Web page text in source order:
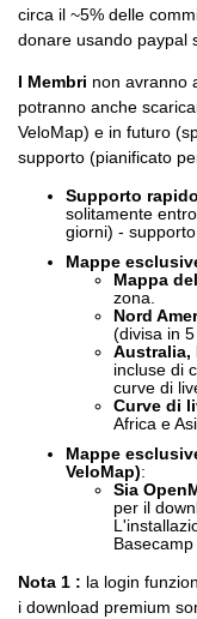
circa il ~5% delle
donare usando paypal
I Membri non avranno
potranno anche
VeloMap) e in futuro
supporto (pianificato
Supporto rapido
solitamente
giorni) -
Mappe
Mappa
zona.
Nord
(divisa in
Australia,
incluse di
curve di
Curve di
Africa e
Mappe
VeloMap):
Sia
per il
Nota 1 : la login
i download premium